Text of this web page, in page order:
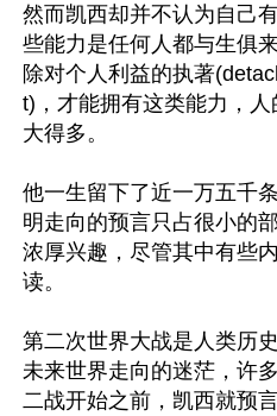
然而凯西却并不认为自己
些能力是任何人都与生俱
除对个人利益的执著
t)，才能拥有这类能力，
大得多。
他一生留下了近一万五千
明走向的预言只占很小的
浓厚兴趣，尽管其中有些
读。
第二次世界大战是人类历
未来世界走向的迷茫，许
二战开始之前，凯西就预